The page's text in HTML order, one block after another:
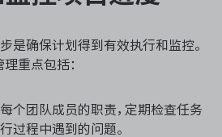
是确保计划得到有效执行和监控。
重点包括：
个团队成员的职责，定期检查任务
过程中遇到的问题。